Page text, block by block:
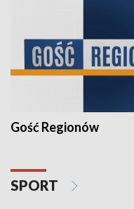
Gość Regionów
SPORT